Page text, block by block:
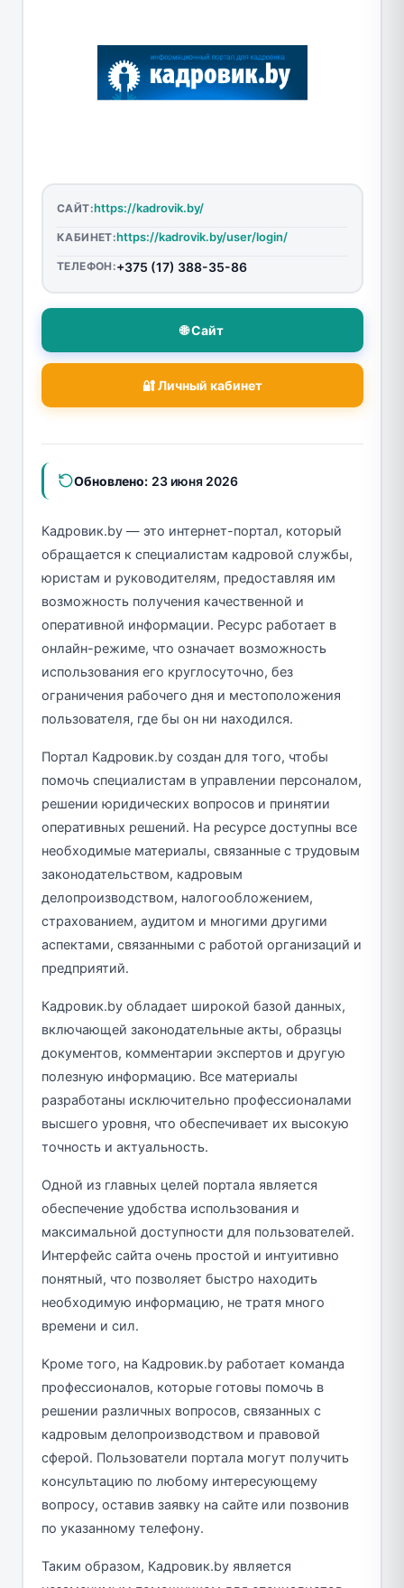
САЙТ:https://kadrovik.by/
КАБИНЕТ:https://kadrovik.by/user/login/
ТЕЛЕФОН:+375 (17) 388-35-86
🌐 Сайт
🔐 Личный кабинет
Обновлено: 23 июня 2026
Кадровик.by — это интернет-портал, который
обращается к специалистам кадровой службы,
юристам и руководителям, предоставляя им
возможность получения качественной и
оперативной информации. Ресурс работает в
онлайн-режиме, что означает возможность
использования его круглосуточно, без
ограничения рабочего дня и местоположения
пользователя, где бы он ни находился.
Портал Кадровик.by создан для того, чтобы
помочь специалистам в управлении персоналом,
решении юридических вопросов и принятии
оперативных решений. На ресурсе доступны все
необходимые материалы, связанные с трудовым
законодательством, кадровым
делопроизводством, налогообложением,
страхованием, аудитом и многими другими
аспектами, связанными с работой организаций и
предприятий.
Кадровик.by обладает широкой базой данных,
включающей законодательные акты, образцы
документов, комментарии экспертов и другую
полезную информацию. Все материалы
разработаны исключительно профессионалами
высшего уровня, что обеспечивает их высокую
точность и актуальность.
Одной из главных целей портала является
обеспечение удобства использования и
максимальной доступности для пользователей.
Интерфейс сайта очень простой и интуитивно
понятный, что позволяет быстро находить
необходимую информацию, не тратя много
времени и сил.
Кроме того, на Кадровик.by работает команда
профессионалов, которые готовы помочь в
решении различных вопросов, связанных с
кадровым делопроизводством и правовой
сферой. Пользователи портала могут получить
консультацию по любому интересующему
вопросу, оставив заявку на сайте или позвонив
по указанному телефону.
Таким образом, Кадровик.by является